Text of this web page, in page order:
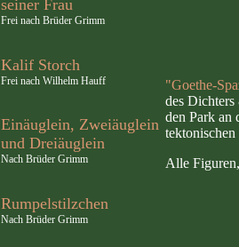
seiner Frau
Frei nach Brüder Grimm
Kalif Storch
Frei nach Wilhelm Hauff
Einäuglein, Zweiäuglein
und Dreiäuglein
Nach Brüder Grimm
Rumpelstilzchen
Nach Brüder Grimm
"Goethe-
des
den Park an
Alle